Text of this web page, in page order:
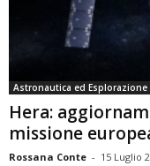
Astronautica ed Esplorazione
Hera:
missione
Rossana Conte - 15 Luglio